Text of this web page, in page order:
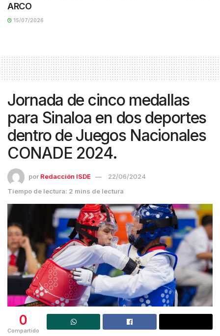
ARCO
15/07/2026
Jornada de cinco medallas
para Sinaloa en dos deportes
dentro de Juegos Nacionales
CONADE 2024.
por Redacción ISDE
22/06/2024
Tiempo de lectura: 2 mins de lectura
0
Compartido